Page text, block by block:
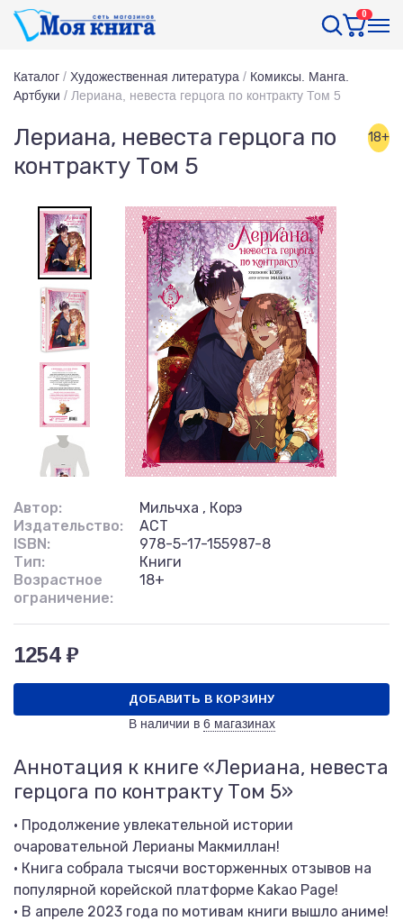
0
Каталог / Художественная литература / Комиксы. Манга.
Артбуки / Лериана, невеста герцога по контракту Том 5
Лериана, невеста герцога по
контракту Том 5
18+
Автор:
Мильчха , Корэ
Издательство:
АСТ
ISBN:
978-5-17-155987-8
Тип:
Книги
Возрастное
ограничение:
18+
1254 ₽
ДОБАВИТЬ В КОРЗИНУ
В наличии в 6 магазинах
Аннотация к книге «Лериана, невеста
герцога по контракту Том 5»
· Продолжение увлекательной истории
очаровательной Лерианы Макмиллан!
· Книга собрала тысячи восторженных отзывов на
популярной корейской платформе Kakao Page!
· В апреле 2023 года по мотивам книги вышло аниме!